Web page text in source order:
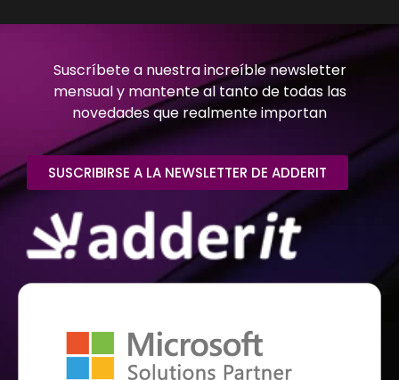
Suscríbete a nuestra increíble newsletter
mensual y mantente al tanto de todas las
novedades que realmente importan
SUSCRIBIRSE A LA NEWSLETTER DE ADDERIT